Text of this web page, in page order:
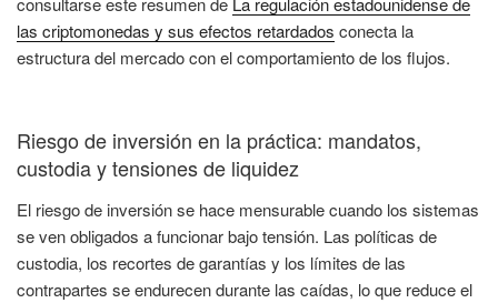
las criptomonedas y sus efectos retardados conecta la
estructura del mercado con el comportamiento de los flujos.
Riesgo de inversión en la práctica: mandatos,
custodia y tensiones de liquidez
El riesgo de inversión se hace mensurable cuando los sistemas
se ven obligados a funcionar bajo tensión. Las políticas de
custodia, los recortes de garantías y los límites de las
contrapartes se endurecen durante las caídas, lo que reduce el